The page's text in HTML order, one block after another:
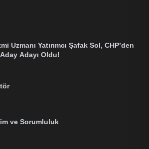
Uzmanı Yatırımcı Şafak Sol, CHP’den
Adayı Oldu!
ve Sorumluluk